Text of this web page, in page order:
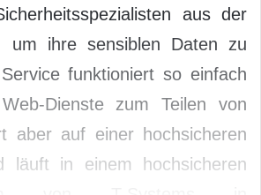
aus der
um ihre sensiblen Daten zu
funktioniert so einfach
Dienste zum Teilen von
aber auf einer hochsicheren
läuft in einem hochsicheren